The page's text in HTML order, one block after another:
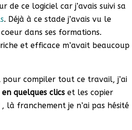
de ce logiciel car j’avais suivi sa
. Déjà à ce stade j’avais vu le
dans ses formations.
et efficace m’avait beaucoup
pour compiler tout ce travail, j’ai
quelques clics et les copier
là franchement je n’ai pas hésité